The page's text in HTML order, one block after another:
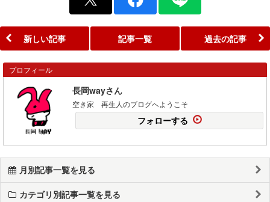
新しい記事 記事一覧 過去の記事
プロフィール
長岡wayさん
空き家 再生人のブログへようこそ
フォローする
月別記事一覧を見る
カテゴリ別記事一覧を見る